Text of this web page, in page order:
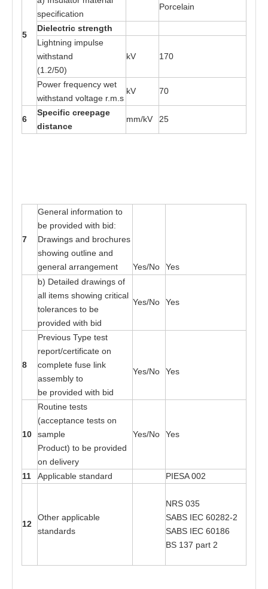
5
specification
Porcelain
Dielectric strength
L ightning impulse
withstand
(1.2/50)
kV 170
Power frequency wet
withstand voltage r. m .s
kV 70
6
Specific creepage
distance
mm/kV 25
7
General information to
be provided with bid:
Drawings and brochures
showing outline and
general arrangement Yes/No
Yes
b) Detailed drawings of
all items showing critical
tolerances to be
provided with bid
Yes/No Yes
8
Previous Type test
report/certificate on
complete fuse link
assembly to
be provided with bid
Yes/No Yes
10
Routine tests
(acceptance tests on
sample
Product) to be provided
on delivery
Yes/No Yes
11 Applicable standard PIESA 002
12
Other applicable
standards
NRS 035
SABS IEC 60282-2
SABS IEC 60186
BS 137 part 2